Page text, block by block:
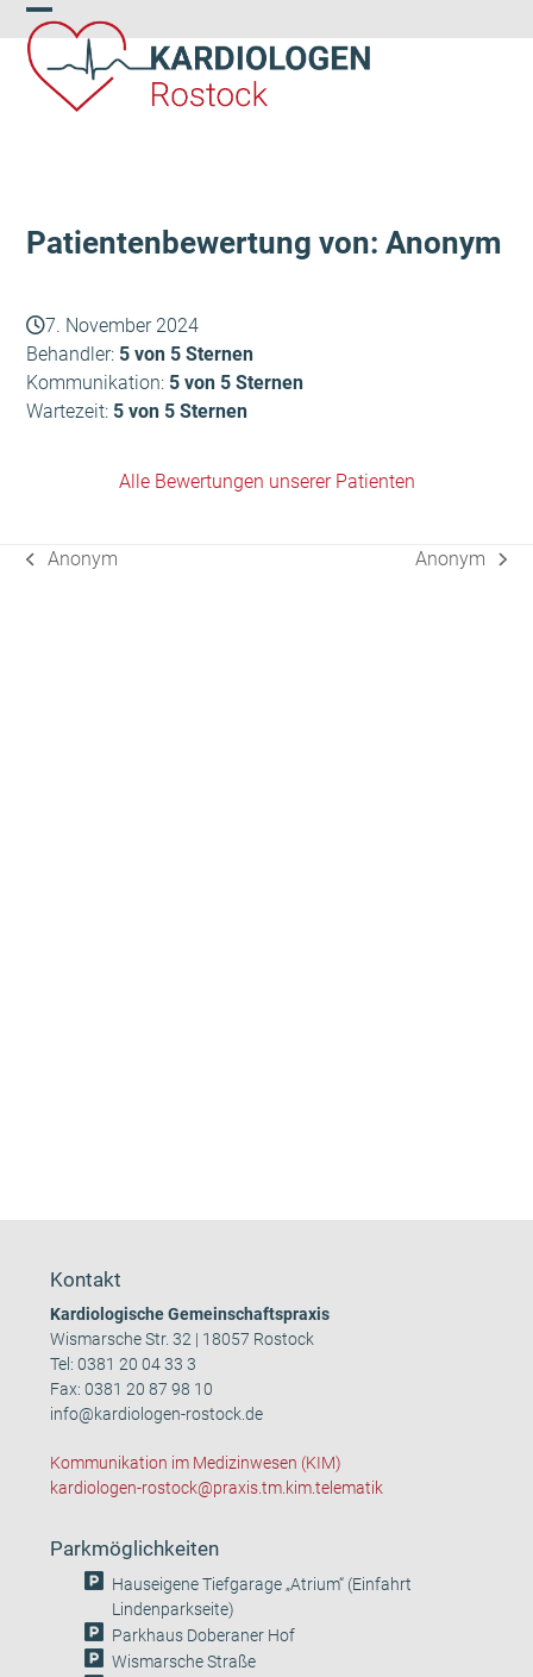
Skip
to
content
Open
mobile
menu
Close
mobile
menu
Patientenbewertung von: Anonym
7. November 2024
Behandler: 5 von 5 Sternen
Kommunikation: 5 von 5 Sternen
Wartezeit: 5 von 5 Sternen
Alle Bewertungen unserer Patienten
vorheriger
Anonym
Nächster
Anonym
Kontakt
Kardiologische Gemeinschaftspraxis
Wismarsche Str. 32 | 18057 Rostock
Tel:0381 20 04 33 3
Fax: 0381 20 87 98 10
info@kardiologen-rostock.de
Kommunikation im Medizinwesen (KIM)
kardiologen-rostock@praxis.tm.kim.telematik
Parkmöglichkeiten
Hauseigene Tiefgarage „Atrium“ (Einfahrt
Lindenparkseite)
Parkhaus Doberaner Hof
Wismarsche Straße